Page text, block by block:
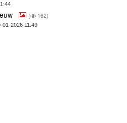
( 162)
01-2026 11:49